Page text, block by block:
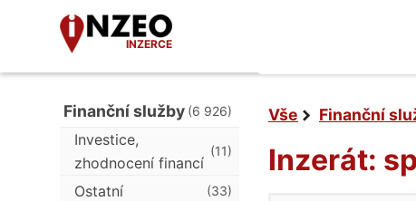
INZERCE
Vše Finanční
Inzerát:
Finanční služby (6 926)
Investice,
zhodnocení financí
(11)
Ostatní (33)